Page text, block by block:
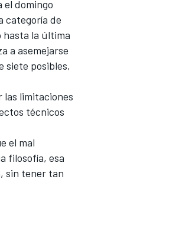
el domingo
categoría de
hasta la última
a asemejarse
siete posibles,
las limitaciones
técnicos
el mal
filosofía, esa
sin tener tan